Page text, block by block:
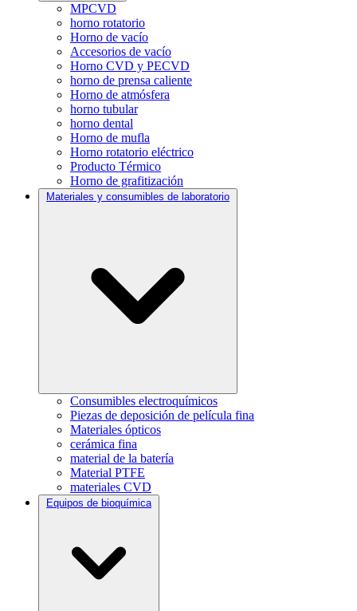
MPCVD
horno rotatorio
Horno de vacío
Accesorios de vacío
Horno CVD y PECVD
horno de prensa caliente
Horno de atmósfera
horno tubular
horno dental
Horno de mufla
Horno rotatorio eléctrico
Producto Térmico
Horno de grafitización
Materiales y consumibles de laboratorio
Consumibles electroquímicos
Piezas de deposición de película fina
Materiales ópticos
cerámica fina
material de la batería
Material PTFE
materiales CVD
Equipos de bioquímica